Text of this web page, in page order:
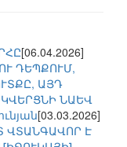
[06.04.2026]
ԴԵՊՔՈՒՄ,
ԱՅԴ
ՆԱԵՎ
[03.03.2026]
ՎՏԱՆԳԱՎՈՐ Է